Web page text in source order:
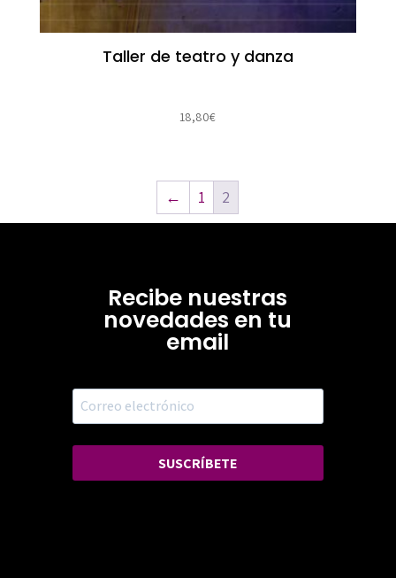
Taller de teatro y danza
18,80€
← 1 2
Recibe nuestras
novedades en tu
email
SUSCRÍBETE